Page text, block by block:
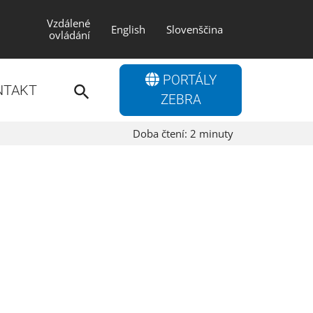
Vzdálené
ovládání
English Slovenščina
PORTÁLY
ZEBRA
Doba čtení: 2 minuty